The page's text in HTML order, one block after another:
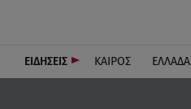
ΕΙΔΗΣΕΙΣ ΚΑΙΡΟΣ ΕΛΛΑΔΑ